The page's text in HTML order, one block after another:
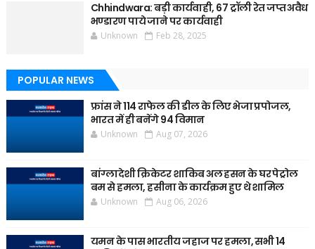
Chhindwara: बड़ी कार्यवाही, 67 ट्रॉली रेत जप्त अवैध
भण्डारण पाये जाने पर कार्यवाही
Unknown Feb 28, 2025
POPULAR NEWS
फ्रांस ने 114 राफेल की डील के लिए भेजा प्रपोजल,
भारत में ही बनेंगे 94 विमान
Unknown Aug 07, 2026
बांग्लादेशी क्रिकेटर शाकिब अल हसन के घर पेट्रोल
बम से हमला, हसीना के कार्यक्रम हुए थे शामिल
Unknown Aug 06, 2026
यमन के पास भारतीय जहाज पर हमला, सभी 14